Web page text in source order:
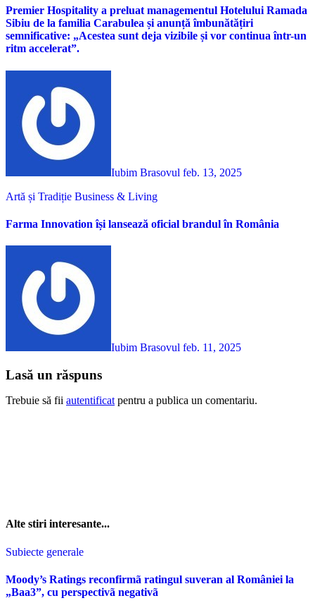
Premier Hospitality a preluat managementul Hotelului Ramada
Sibiu de la familia Carabulea și anunță îmbunătățiri
semnificative: „Acestea sunt deja vizibile și vor continua într-un
ritm accelerat”.
Iubim Brasovul feb. 13, 2025
Artă și Tradiție Business & Living
Farma Innovation își lansează oficial brandul în România
Iubim Brasovul feb. 11, 2025
Lasă un răspuns
Trebuie să fii autentificat pentru a publica un comentariu.
Alte stiri interesante...
Subiecte generale
Moody’s Ratings reconfirmã ratingul suveran al României la
„Baa3”, cu perspectivã negativã